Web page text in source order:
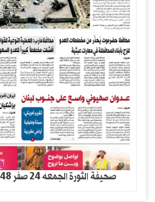
صحيفة الثورة الجمعه 24 صفر 1448- 7 اغسطس 2026